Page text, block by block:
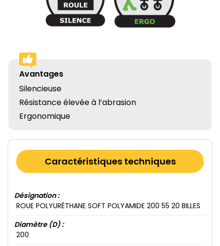
Avantages
Silencieuse
Résistance élevée à l’abrasion
Ergonomique
Caractéristiques techniques
Désignation :
ROUE POLYURÉTHANE SOFT POLYAMIDE 200​ 55​ 20​ BILLES
Diamètre (D) :
200​